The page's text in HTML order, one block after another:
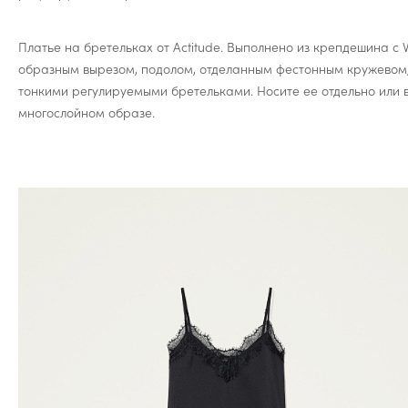
Платье на бретельках от Actitude. Выполнено из крепдешина с
образным вырезом, подолом, отделанным фестонным
тонкими регулируемыми бретельками. Носите ее отдельно или
многослойном образе.